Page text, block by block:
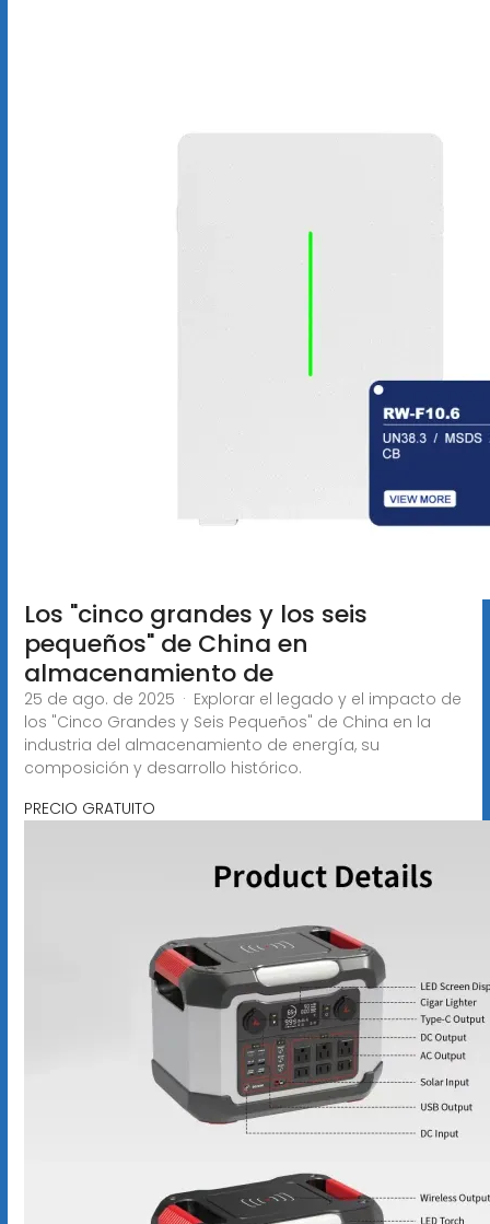
Los "cinco grandes y los seis
pequeños" de China en
almacenamiento de
25 de ago. de 2025 · Explorar el legado y el impacto de
los "Cinco Grandes y Seis Pequeños" de China en la
industria del almacenamiento de energía, su
composición y desarrollo histórico.
PRECIO GRATUITO